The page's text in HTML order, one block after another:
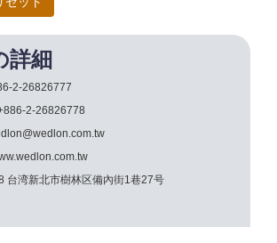
詳細
2-26826777
2-26826778
台湾新北市樹林区備內街1巷27号